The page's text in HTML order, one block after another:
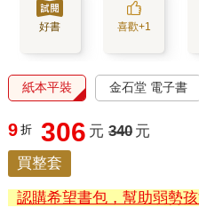
好書 喜歡+1
紙本平裝 金石堂 電子書
9 折 306 元 340 元
買整套
認購希望書包，幫助弱勢